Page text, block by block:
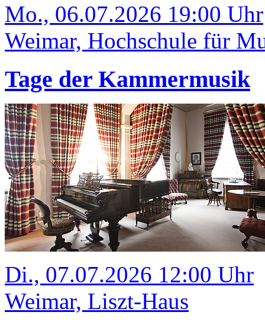
Mo., 06.07.2026 19:00 Uhr
Weimar, Hochschule für
Tage der Kammermusik
Di., 07.07.2026 12:00 Uhr
Weimar, Liszt-Haus